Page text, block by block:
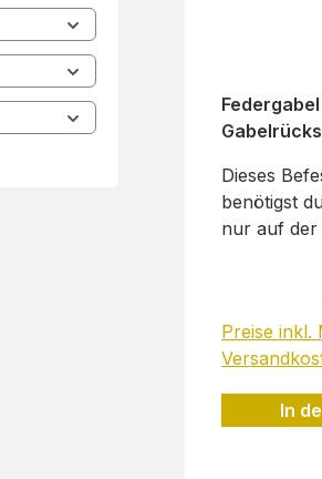
Dieses
benötigst
nur auf der
Streben an
Lieferumfang: 2
mm Torx
Preise inkl.
In